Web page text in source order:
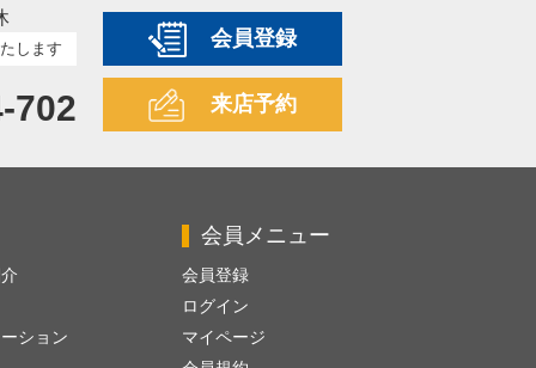
します
702
会員登録
来店予約
ション
会員メニュー
会員登録
ログイン
マイページ